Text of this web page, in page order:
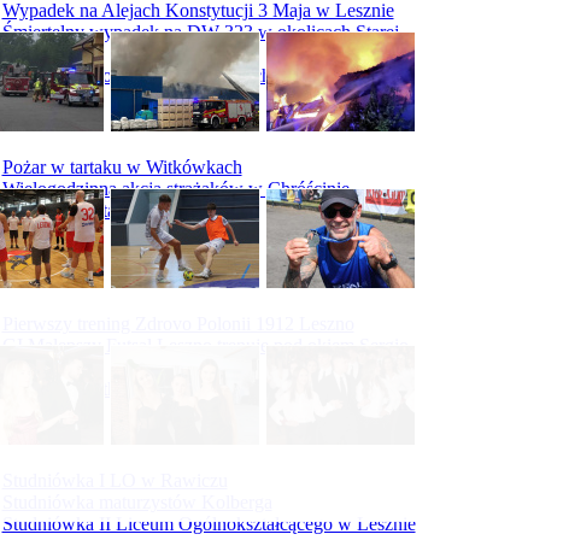
Wypadek na Alejach Konstytucji 3 Maja w Lesznie
Śmiertelny wypadek na DW 323 w okolicach Starej
Góry
Wypadek na obwodnicy Święciechowy
Pożar w tartaku w Witkówkach
Wielogodzinna akcja strażaków w Chróścinie
Pożar hali tartaku w Racocie
Studniówka II Liceum Ogólnokształcącego w Lesznie